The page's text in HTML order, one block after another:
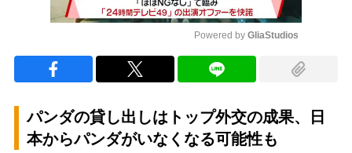
Powered by GliaStudios
パンダの貸し出しはトップ外交の成果、日
本からパンダがいなくなる可能性も